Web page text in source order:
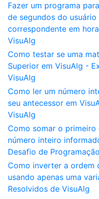
Fazer um programa
de segundos do
correspondente em
VisuAlg
Como testar se uma
Superior em VisuAlg -
VisuAlg
Como ler um número
seu antecessor em
VisuAlg
Como somar o
número inteiro
Desafio de
Como inverter a ordem
usando apenas uma
Resolvidos de VisuAlg